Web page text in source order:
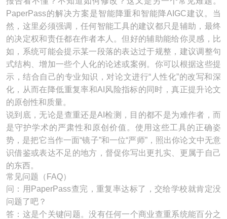
PaperPass的解决方案是智能降重和智能降AIGC建议。当
然，这里必须强调，任何智能工具的建议都只是辅助，最终
的决定权和责任都在作者本人。但好的辅助能给你灵感，比
如，系统可能会提示某一段落的表达过于规整，建议调整句
式结构、增加一些个人化的论述或案例。你可以根据这些提
示，结合自己的专业知识，对论文进行“人性化”的改写和深
化，从而在降低重复率和AI风险指标的同时，真正提升论文
的原创性和质量。
说到底，无论是查重还是AI检测，目的都不是为难作者，而
是守护学术的严肃性和原创价值。使用这些工具的正确姿
势，是把它当作一面“镜子”和一位“严师”，照出你论文中无意
识借鉴或表达不足的地方，督促你写出更扎实、更属于自己
的东西。
常见问题（FAQ）
问：用PaperPass查完，重复率达标了，交给学校就肯定没
问题了吧？
答：这是个关键问题。没有任何一个商业查重系统能百分之